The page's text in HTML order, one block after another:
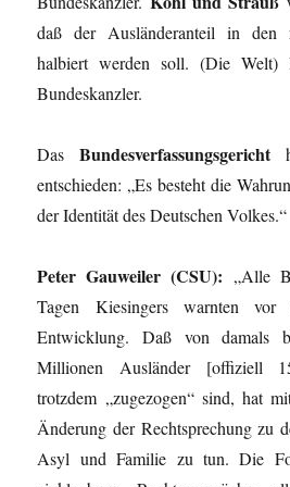
daß der Ausländeranteil in den
halbiert werden soll. (Die
Bundeskanzler.
DasBundesverfassungsgericht
entschieden: „Es besteht die
der Identität des Deutschen Volkes.“
Peter Gauweiler (CSU): „Alle
Tagen Kiesingers warnten
Entwicklung. Daß von damals
Millionen Ausländer [offiziell
trotzdem „zugezogen“ sind, hat
Änderung der Rechtsprechung zu
Asyl und Familie zu tun. Die